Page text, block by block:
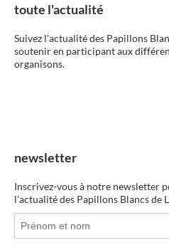
toute l'actualité
Suivez l'actualité des Papillons
soutenir en participant aux
organisons.
newsletter
Inscrivez-vous à notre newsletter
l’actualité des Papillons Blancs de